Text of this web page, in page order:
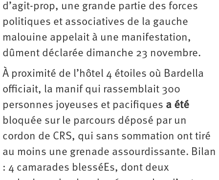
d’agit-prop, une grande partie des forces
politiques et associatives de la gauche
malouine appelait à une manifestation,
dûment déclarée dimanche 23 novembre.
À proximité de l’hôtel 4 étoiles où Bardella
officiait, la manif qui rassemblait 300
personnes joyeuses et pacifiques a été
bloquée sur le parcours déposé par un
cordon de CRS, qui sans sommation ont tiré
au moins une grenade assourdissante. Bilan
: 4 camarades blesséEs, dont deux